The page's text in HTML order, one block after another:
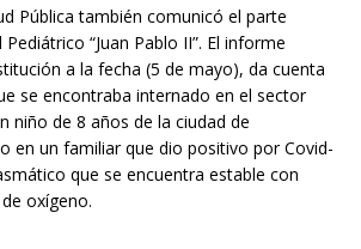
Pública también comunicó el parte
“Juan Pablo II”. El informe
a la fecha (5 de mayo), da cuenta
se encontraba internado en el sector
niño de 8 años de la ciudad de
en un familiar que dio positivo por Covid-
que se encuentra estable con
oxígeno.